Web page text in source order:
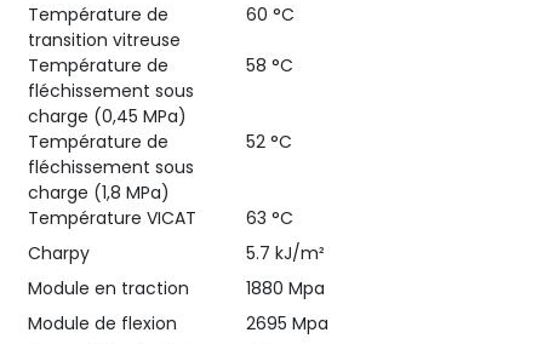
Température de
transition vitreuse
60 °C
Température de
fléchissement sous
charge (0,45 MPa)
58 °C
Température de
fléchissement sous
charge (1,8 MPa)
52 °C
Température VICAT
63 °C
Charpy
5.7 kJ/m²
Module en traction
1880 Mpa
Module de flexion
2695 Mpa